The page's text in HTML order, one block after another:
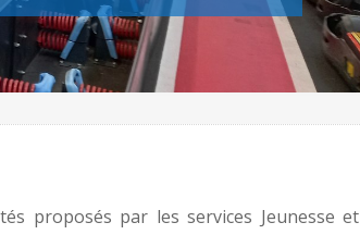
proposés par les services Jeunesse et